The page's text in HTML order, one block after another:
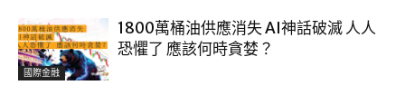
國際金融
1800萬桶油供應消失 AI神話破滅 人人
恐懼了 應該何時貪婪？